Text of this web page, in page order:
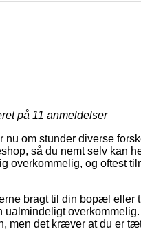
på 11 anmeldelser
nu om stunder diverse
så du nemt selv kan
overkommelig, og oftest
bragt til din bopæl eller
men det kræver at du er